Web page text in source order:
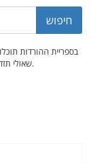
בספריית ההורדות
שאולי תזדקקו להם כדי להפעיל את המוצר או השירות שלכם.